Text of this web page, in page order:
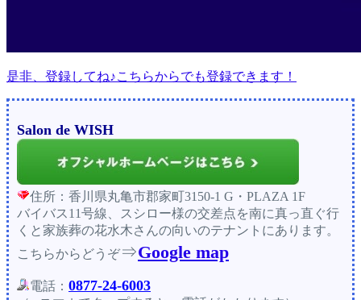
是非、登録してね♪こちらからでも登録できます！
Salon de WISH
住所：香川県丸亀市郡家町3150-1 G・PLAZA 1F
バイバス11号線、スシロー様の交差点を南に真っ直ぐ行
くと家族葬の花水木さんの向いのテナントにあります。
こちらからどうぞ⇒Google map
電話： 0877-24-6003